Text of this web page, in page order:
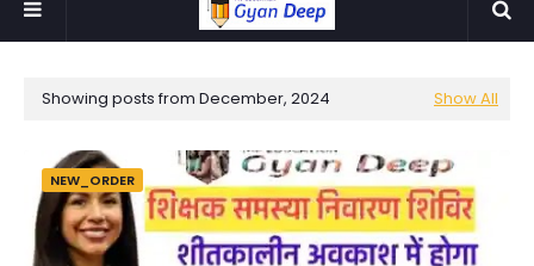
Showing posts from December, 2024 Show All
NEW_ORDER